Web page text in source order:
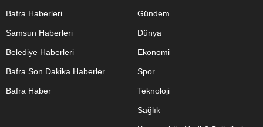
Bafra Haberleri
Samsun Haberleri
Belediye Haberleri
Bafra Son Dakika Haberler
Bafra Haber
Gündem
Dünya
Ekonomi
Spor
Teknoloji
Sağlık